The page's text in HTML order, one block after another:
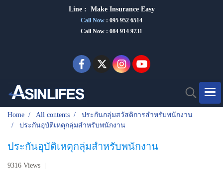
Line : Make Insurance Easy
Call Now : 095 952 6514
Call Now : 084 914 9731
Home All contents
ประกันกลุ่มสวัสดิการสำหรับพนักงาน
ประกันอุบัติเหตุกลุ่มสำหรับพนักงาน
ประกันอุบัติเหตุกลุ่มสำหรับพนักงาน
9316 Views